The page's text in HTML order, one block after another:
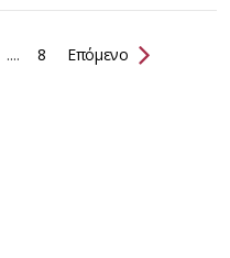
.... 8 Επόμενο